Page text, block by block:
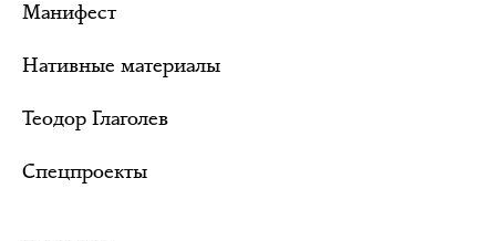
Манифест
Нативные материалы
Теодор Глаголев
Спецпроекты